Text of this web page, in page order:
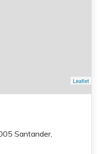
Leaflet
Santander,